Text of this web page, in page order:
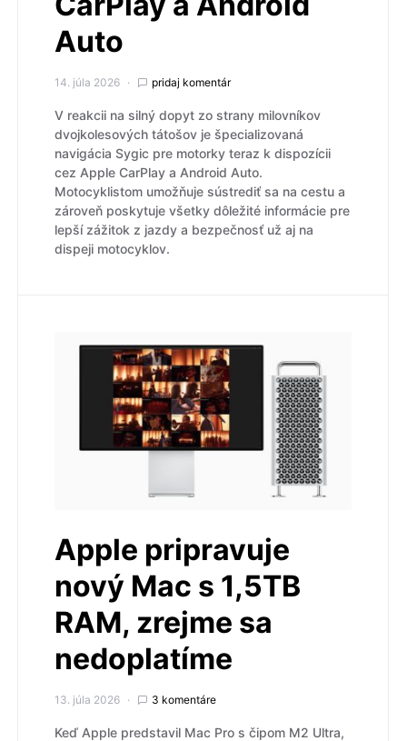
Auto
14. júla 2026 pridaj komentár
V reakcii na silný dopyt zo strany milovníkov
dvojkolesových tátošov je špecializovaná
navigácia Sygic pre motorky teraz k dispozícii
cez Apple CarPlay a Android Auto.
Motocyklistom umožňuje sústrediť sa na cestu a
zároveň poskytuje všetky dôležité informácie pre
lepší zážitok z jazdy a bezpečnosť už aj na
dispeji motocyklov.
Apple pripravuje
nový Mac s 1,5TB
RAM, zrejme sa
nedoplatíme
13. júla 2026 3 komentáre
Keď Apple predstavil Mac Pro s čipom M2 Ultra,